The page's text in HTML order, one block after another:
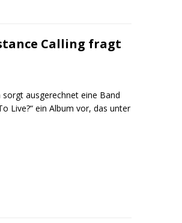
Calling fragt
ausgerechnet eine Band
Live?“ ein Album vor, das unter